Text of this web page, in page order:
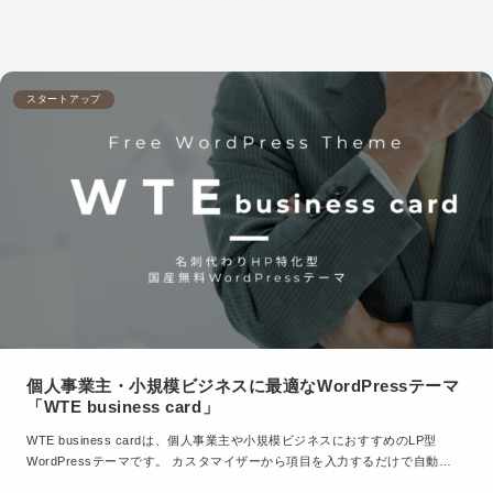
スタートアップ
個人事業主・小規模ビジネスに最適なWordPressテーマ
「WTE business card」
WTE business cardは、個人事業主や小規模ビジネスにおすすめのLP型
WordPressテーマです。 カスタマイザーから項目を入力するだけで自動…